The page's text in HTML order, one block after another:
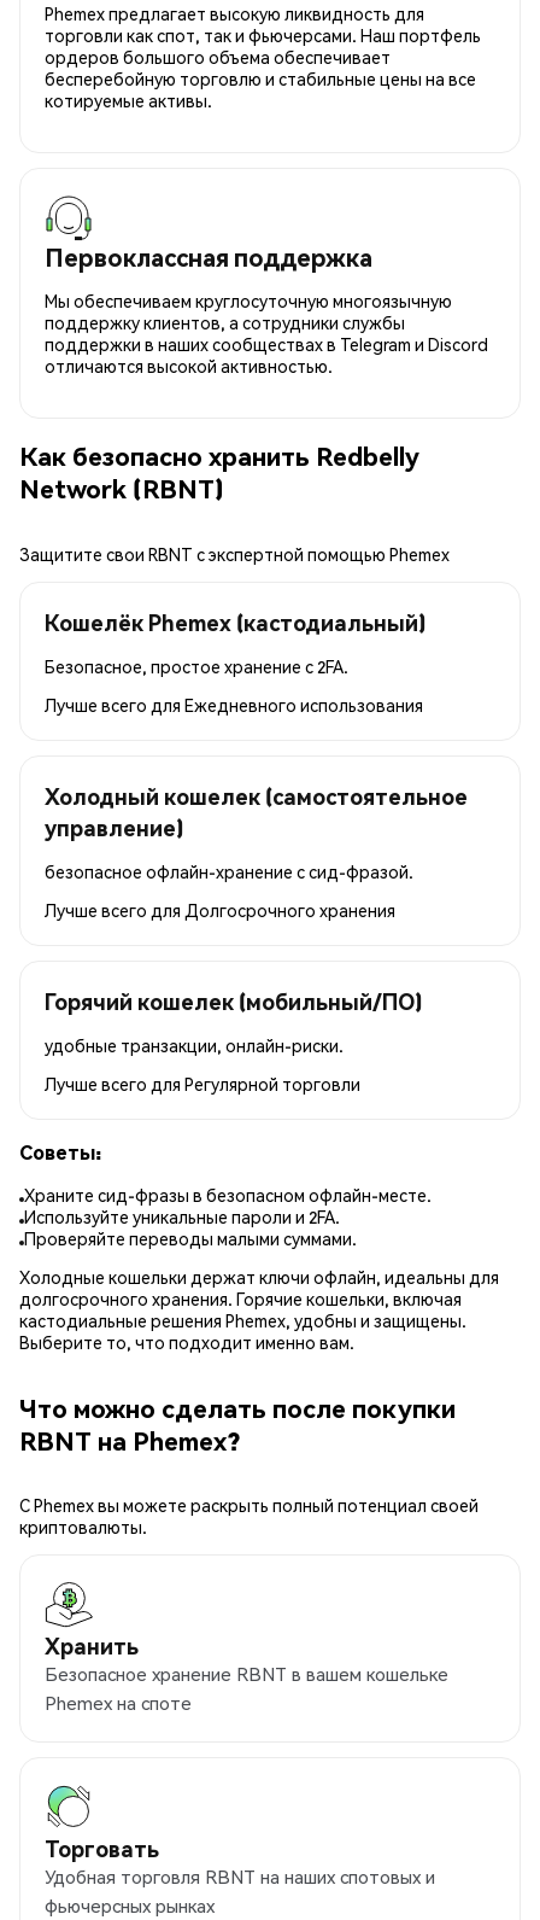
Phemex предлагает высокую ликвидность для
торговли как спот, так и фьючерсами. Наш портфель
ордеров большого объема обеспечивает
бесперебойную торговлю и стабильные цены на все
котируемые активы.
Первоклассная поддержка
Мы обеспечиваем круглосуточную многоязычную
поддержку клиентов, а сотрудники службы
поддержки в наших сообществах в Telegram и Discord
отличаются высокой активностью.
Как безопасно хранить Redbelly
Network (RBNT)
Защитите свои RBNT с экспертной помощью Phemex
Кошелёк Phemex (кастодиальный)
Безопасное, простое хранение с 2FA.
Лучше всего для Ежедневного использования
Холодный кошелек (самостоятельное
управление)
безопасное офлайн-хранение с сид-фразой.
Лучше всего для Долгосрочного хранения
Горячий кошелек (мобильный/ПО)
удобные транзакции, онлайн-риски.
Лучше всего для Регулярной торговли
Советы:
Храните сид-фразы в безопасном офлайн-месте.
Используйте уникальные пароли и 2FA.
Проверяйте переводы малыми суммами.
Холодные кошельки держат ключи офлайн, идеальны для
долгосрочного хранения. Горячие кошельки, включая
кастодиальные решения Phemex, удобны и защищены.
Выберите то, что подходит именно вам.
Что можно сделать после покупки
RBNT на Phemex?
С Phemex вы можете раскрыть полный потенциал своей
криптовалюты.
Хранить
Безопасное хранение RBNT в вашем кошельке
Phemex на споте
Торговать
Удобная торговля RBNT на наших спотовых и
фьючерсных рынках